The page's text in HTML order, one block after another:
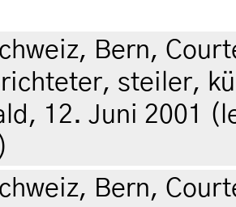
Bern,
steiler,
12. Juni 2001
Bern,